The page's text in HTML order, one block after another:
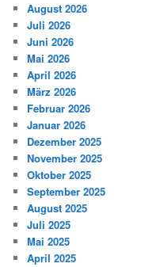
August 2026
Juli 2026
Juni 2026
Mai 2026
April 2026
März 2026
Februar 2026
Januar 2026
Dezember 2025
November 2025
Oktober 2025
September 2025
August 2025
Juli 2025
Mai 2025
April 2025